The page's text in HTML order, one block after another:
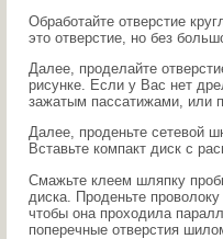
Обработайте отверстие
это отверстие, но без
Далее, проделайте
рисунке. Если у Вас нет
зажатым пассатижами, или
Далее, проденьте сетевой
Вставьте компакт диск с
Смажьте клеем шляпку
диска. Проденьте
чтобы она проходила
поперечные отверстия